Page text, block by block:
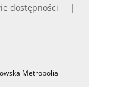
dostępności
Metropolia